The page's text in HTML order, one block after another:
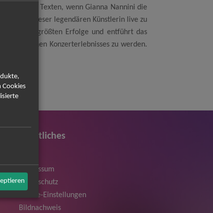
Texten, wenn Gianna Nannini die
die Hits dieser legendären Künstlerin live zu
ihre größten Erfolge und entführt das
Konzerterlebnisses zu werden.
Rechtliches
Impressum
Datenschutz
Cookie-Einstellungen
Bildnachweis
Cookies